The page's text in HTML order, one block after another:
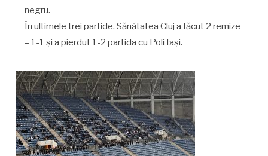
negru.
În ultimele trei partide, Sănătatea Cluj a făcut 2 remize
– 1-1 și a pierdut 1-2 partida cu Poli Iași.